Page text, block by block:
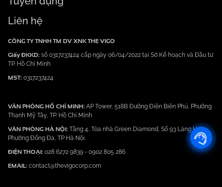
Liên hệ
CÔNG TY TNHH TM DV XNK THE VIGO
Giấy ĐKKD: số 0317237424 cấp ngày 06/04/2022 tại Sở Kế hoạch và Đầu tư
TP. Hồ Chí Minh
MST: 0317237424
VĂN PHÒNG HỒ CHÍ MINH: AP Tower, 518B Đường Điện Biên Phủ, Phường
Thạnh Mỹ Tây, TP. Hồ Chí Minh
VĂN PHÒNG HÀ NỘI: Tầng 4, Tòa nhà Green Diamond, Số 93 Láng Hạ,
Phường Đống Đa, TP Hà Nội.
ĐIỆN THOẠI: 028 6272 9839 - 0902 805 286
EMAIL: contact@thevigocorp.com